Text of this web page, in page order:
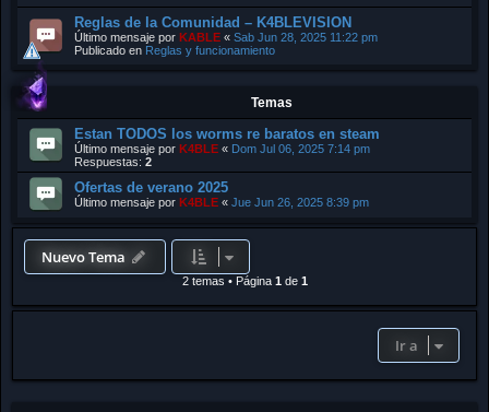
Reglas de la Comunidad – K4BLEVISION
Último mensaje por KABLE « Sab Jun 28, 2025 11:22 pm
Publicado en Reglas y funcionamiento
Temas
Estan TODOS los worms re baratos en steam
Último mensaje por K4BLE « Dom Jul 06, 2025 7:14 pm
Respuestas: 2
Ofertas de verano 2025
Último mensaje por K4BLE « Jue Jun 26, 2025 8:39 pm
Nuevo Tema
2 temas • Página 1 de 1
Ir a